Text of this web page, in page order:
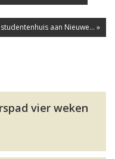
aan Nieuwe... »
vier weken